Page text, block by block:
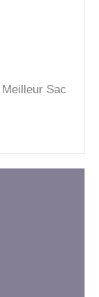
Sac